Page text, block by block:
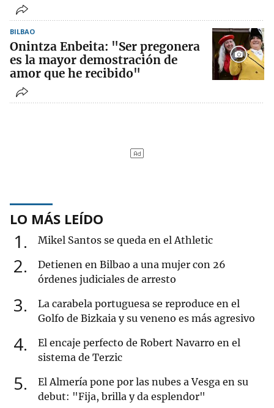
BILBAO
Onintza Enbeita: "Ser pregonera
es la mayor demostración de
amor que he recibido"
LO MÁS LEÍDO
1 Mikel Santos se queda en el Athletic
2
Detienen en Bilbao a una mujer con 26
órdenes judiciales de arresto
3
La carabela portuguesa se reproduce en el
Golfo de Bizkaia y su veneno es más agresivo
4
El encaje perfecto de Robert Navarro en el
sistema de Terzic
5
El Almería pone por las nubes a Vesga en su
debut: "Fija, brilla y da esplendor"